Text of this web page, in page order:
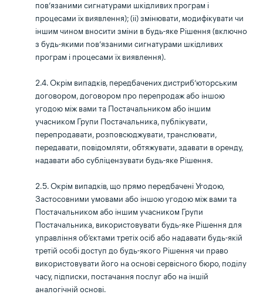
пов’язаними сигнатурами шкідливих програм і
процесами їх виявлення); (ii) змінювати, модифікувати чи
іншим чином вносити зміни в будь-яке Рішення (включно
з будь-якими пов’язаними сигнатурами шкідливих
програм і процесами їх виявлення).
2.4. Окрім випадків, передбачених дистриб’юторським
договором, договором про перепродаж або іншою
угодою між вами та Постачальником або іншим
учасником Групи Постачальника, публікувати,
перепродавати, розповсюджувати, транслювати,
передавати, повідомляти, обтяжувати, здавати в оренду,
надавати або субліцензувати будь-яке Рішення.
2.5. Окрім випадків, що прямо передбачені Угодою,
Застосовними умовами або іншою угодою між вами та
Постачальником або іншим учасником Групи
Постачальника, використовувати будь-яке Рішення для
управління об’єктами третіх осіб або надавати будь-якій
третій особі доступ до будь-якого Рішення чи право
використовувати його на основі сервісного бюро, поділу
часу, підписки, постачання послуг або на іншій
аналогічній основі.